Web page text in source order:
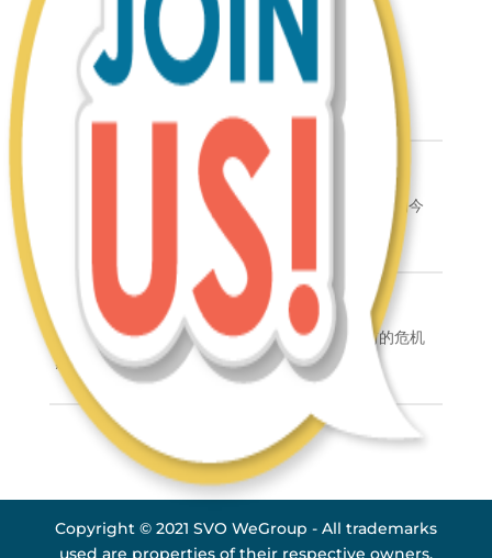
Featured Story
青春无畏，有梦勇敢追！
向伙伴们分享自己这两年来一步步的改变
[零经验、零电商技能] 的他到底是如何能一路攀升到今
生活无剧本，你可以随时改写人生
受疫情影响工作的 Jayson领导 顿时产生了空前的危机
感！
Copyright © 2021 SVO WeGroup - All trademarks
used are properties of their respective owners.